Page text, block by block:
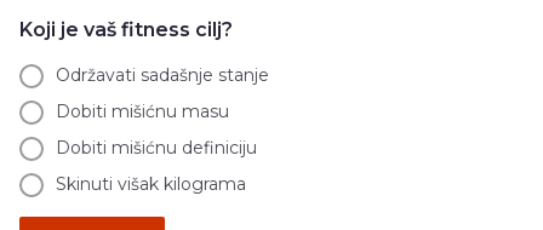
Koji je vaš fitness cilj?
Održavati sadašnje stanje
Dobiti mišićnu masu
Dobiti mišićnu definiciju
Skinuti višak kilograma